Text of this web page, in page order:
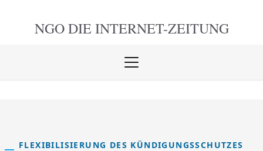
NGO DIE INTERNET-ZEITUNG
Menü
FLEXIBILISIERUNG DES KÜNDIGUNGSSCHUTZES